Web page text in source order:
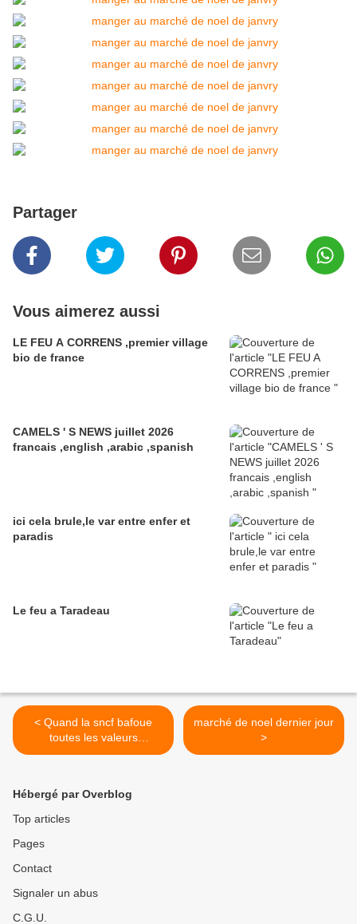
Partager
Vous aimerez aussi
LE FEU A CORRENS ,premier village
bio de france
CAMELS ' S NEWS juillet 2026
francais ,english ,arabic ,spanish
ici cela brule,le var entre enfer et
paradis
Le feu a Taradeau
< Quand la sncf bafoue
toutes les valeurs
environnementales
marché de noel dernier jour
>
Hébergé par Overblog
Top articles
Pages
Contact
Signaler un abus
C.G.U.